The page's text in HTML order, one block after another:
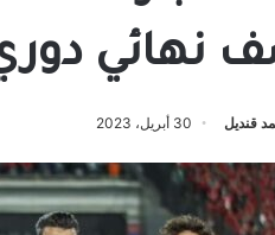
نهائي
قنديل 30 أبريل، 2023